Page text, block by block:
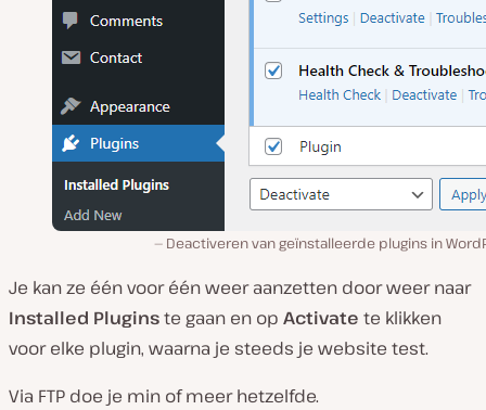
Deactiveren van geïnstalleerde plugins in
Je kan ze één voor één weer aanzetten door weer naar
Installed Pluginste gaan en op Activate te klikken
voor elke plugin, waarna je steeds je website test.
Via FTP doe je min of meer hetzelfde.